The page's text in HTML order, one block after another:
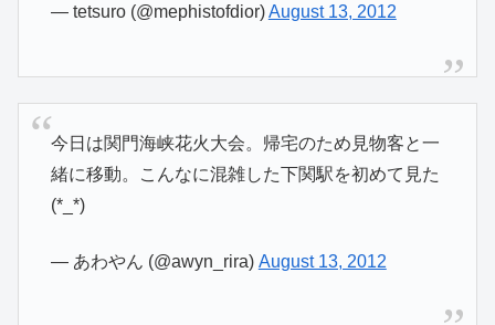
— tetsuro (@mephistofdior)August 13, 2012
今日は関門海峡花火大会。帰宅のため見物客と一
緒に移動。こんなに混雑した下関駅を初めて見た
(*_*)
— あわやん (@awyn_rira) August 13, 2012